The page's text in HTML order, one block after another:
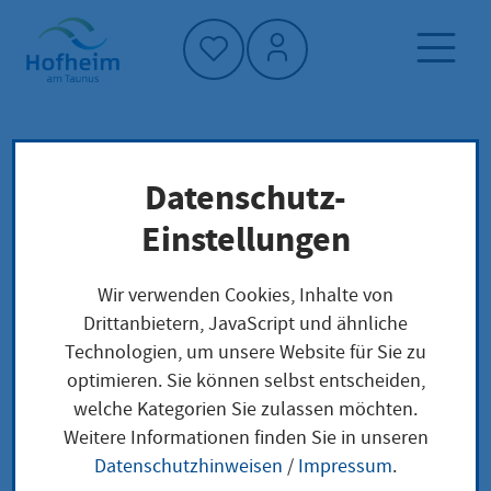
Startseite"
Dienstleistung-Finder
Lokale Anliegen
Anerkennung als Heilerziehungspflegerin oder
Heilerziehungspfleger mit Berufsqualifikation
aus dem Ausland beantragen
Anerkennung als
Heilerziehungspfleger
Datenschutz-
Einstellungen
Wir verwenden Cookies, Inhalte von
Drittanbietern, JavaScript und ähnliche
Technologien, um unsere Website für Sie zu
optimieren. Sie können selbst entscheiden,
welche Kategorien Sie zulassen möchten.
Weitere Informationen finden Sie in unseren
Datenschutzhinweisen / Impressum.